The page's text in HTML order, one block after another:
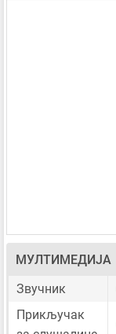
МУЛТИМЕДИЈА
Звучник
Прикључак